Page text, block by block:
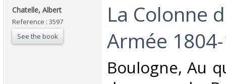
‎Chatelle, Albert‎
Reference : 3597
See the book
‎La Colonne
Armée
‎Boulogne, Au